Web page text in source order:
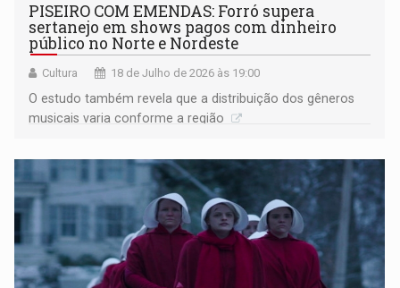
PISEIRO COM EMENDAS: Forró supera
sertanejo em shows pagos com dinheiro
público no Norte e Nordeste
Cultura 18 de Julho de 2026 às 19:00
O estudo também revela que a distribuição dos gêneros
musicais varia conforme a região